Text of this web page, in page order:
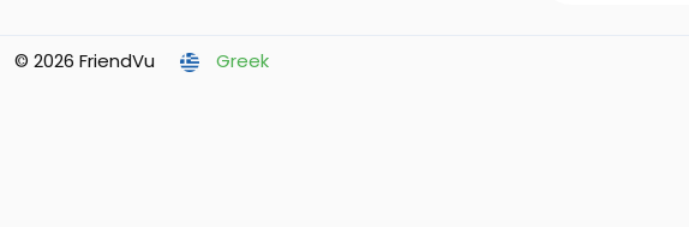
© 2026 FriendVu Greek